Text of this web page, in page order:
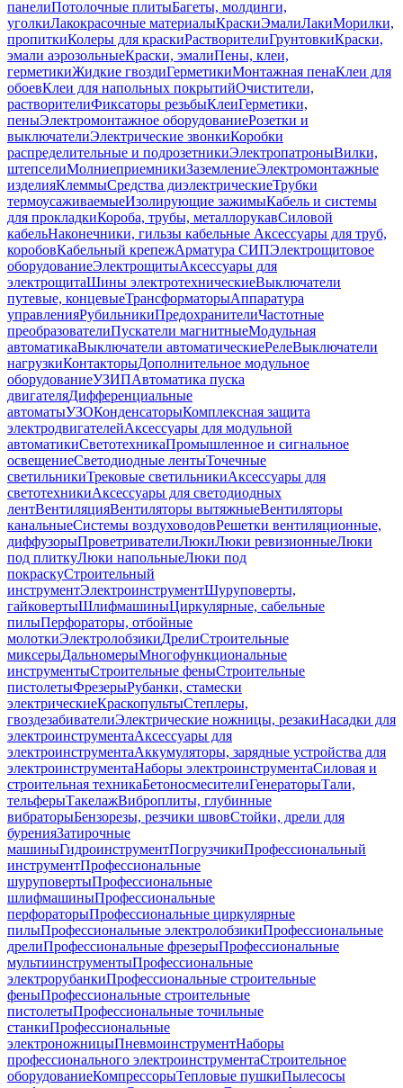
панелиПотолочные плитыБагеты, молдинги,
уголкиЛакокрасочные материалыКраскиЭмалиЛакиМорилки,
пропиткиКолеры для краскиРастворителиГрунтовкиКраски,
эмали аэрозольныеКраски, эмалиПены, клеи,
герметикиЖидкие гвоздиГерметикиМонтажная пенаКлеи для
обоевКлеи для напольных покрытийОчистители,
растворителиФиксаторы резьбыКлеиГерметики,
пеныЭлектромонтажное оборудованиеРозетки и
выключателиЭлектрические звонкиКоробки
распределительные и подрозетникиЭлектропатроныВилки,
штепселиМолниеприемникиЗаземлениеЭлектромонтажные
изделияКлеммыСредства диэлектрическиеТрубки
термоусаживаемыеИзолирующие зажимыКабель и системы
для прокладкиКороба, трубы, металлорукавСиловой
кабельНаконечники, гильзы кабельные Аксессуары для труб,
коробовКабельный крепежАрматура СИПЭлектрощитовое
оборудованиеЭлектрощитыАксессуары для
электрощитаШины электротехническиеВыключатели
путевые, концевыеТрансформаторыАппаратура
управленияРубильникиПредохранителиЧастотные
преобразователиПускатели магнитныеМодульная
автоматикаВыключатели автоматическиеРелеВыключатели
нагрузкиКонтакторыДополнительное модульное
оборудованиеУЗИПАвтоматика пуска
двигателяДифференциальные
автоматыУЗОКонденсаторыКомплексная защита
электродвигателейАксессуары для модульной
автоматикиСветотехникаПромышленное и сигнальное
освещениеСветодиодные лентыТочечные
светильникиТрековые светильникиАксессуары для
светотехникиАксессуары для светодиодных
лентВентиляцияВентиляторы вытяжныеВентиляторы
канальныеСистемы воздуховодовРешетки вентиляционные,
диффузорыПроветривателиЛюкиЛюки ревизионныеЛюки
под плиткуЛюки напольныеЛюки под
покраскуСтроительный
инструментЭлектроинструментШуруповерты,
гайковертыШлифмашиныЦиркулярные, сабельные
пилыПерфораторы, отбойные
молоткиЭлектролобзикиДрелиСтроительные
миксерыДальномерыМногофункциональные
инструментыСтроительные феныСтроительные
пистолетыФрезерыРубанки, стамески
электрическиеКраскопультыСтеплеры,
гвоздезабивателиЭлектрические ножницы, резакиНасадки для
электроинструментаАксессуары для
электроинструментаАккумуляторы, зарядные устройства для
электроинструментаНаборы электроинструментаСиловая и
строительная техникаБетоносмесителиГенераторыТали,
тельферыТакелажВиброплиты, глубинные
вибраторыБензорезы, резчики швовСтойки, дрели для
буренияЗатирочные
машиныГидроинструментПогрузчикиПрофессиональный
инструментПрофессиональные
шуруповертыПрофессиональные
шлифмашиныПрофессиональные
перфораторыПрофессиональные циркулярные
пилыПрофессиональные электролобзикиПрофессиональные
дрелиПрофессиональные фрезерыПрофессиональные
мультиинструментыПрофессиональные
электрорубанкиПрофессиональные строительные
феныПрофессиональные строительные
пистолетыПрофессиональные точильные
станкиПрофессиональные
электроножницыПневмоинструментНаборы
профессионального электроинструментаСтроительное
оборудованиеКомпрессорыТепловые пушкиПылесосы